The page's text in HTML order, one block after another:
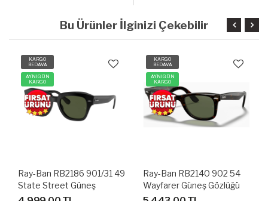
Bu Ürünler İlginizi Çekebilir
KARGO
BEDAVA
AYNIGÜN
KARGO
Ray-Ban RB2140 902 54
Wayfarer Güneş Gözlüğü
KARGO
BEDAVA
AYNIGÜN
KARGO
Lacoste L195S 714 56
Güneş Gözlüğü